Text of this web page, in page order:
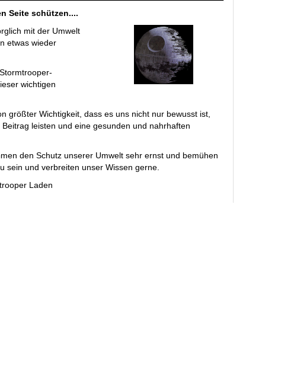
Seite schützen....
mit der Umwelt
etwas wieder
wichtigen
größter Wichtigkeit, dass es uns nicht nur bewusst ist,
leisten und eine gesunden und nahrhaften
den Schutz unserer Umwelt sehr ernst und bemühen
sein und verbreiten unser Wissen gerne.
Laden